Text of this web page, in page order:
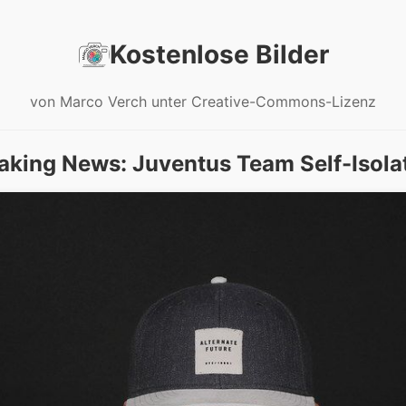
Kostenlose Bilder
von Marco Verch unter Creative-Commons-Lizenz
News: Juventus Team Self-